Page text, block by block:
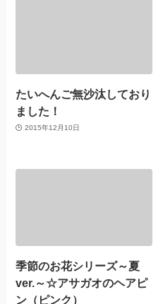
たいへんご無沙汰しており
ました！
2015年12月10日
季節のお花シリーズ～夏
ver.～☆アサガオのヘアピ
ン（ピンク）